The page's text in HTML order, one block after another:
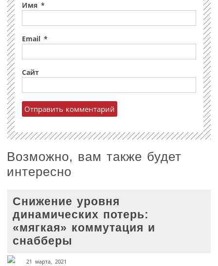
Имя *
Email *
Сайт
Возможно, вам также будет
интересно
Снижение уровня
динамических потерь:
«мягкая» коммутация и
снабберы
21 марта, 2021